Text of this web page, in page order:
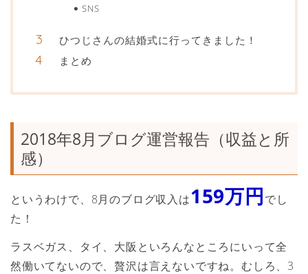
SNS
ひつじさんの結婚式に行ってきました！
まとめ
2018年8月ブログ運営報告（収益と所
感）
というわけで、8月のブログ収入は159万円でし
た！
ラスベガス、タイ、大阪といろんなところにいって全
然働いてないので、贅沢は言えないですね。むしろ、3